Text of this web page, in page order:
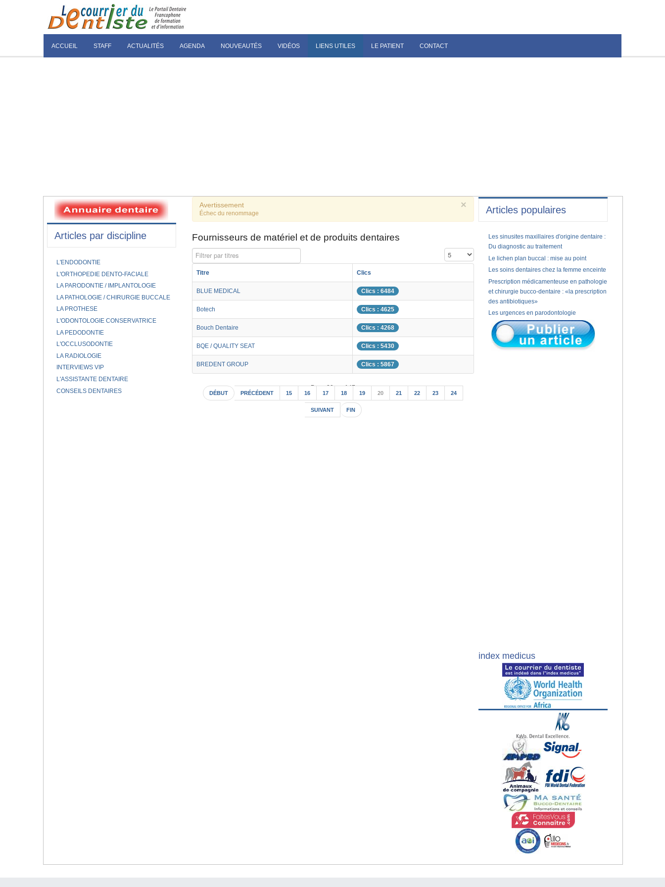
ACCUEIL STAFF ACTUALITÉS AGENDA NOUVEAUTÉS VIDÉOS LIENS UTILES LE PATIENT CONTACT
×
Avertissement
Échec du renommage
Fournisseurs de matériel et de produits dentaires
Filtrer par titres Affichage #
Titre Clics
BLUE MEDICAL Clics : 6484
Botech Clics : 4625
Bouch Dentaire Clics : 4268
BQE / QUALITY SEAT Clics : 5430
BREDENT GROUP Clics : 5867
Page 20 sur 147
DÉBUT PRÉCÉDENT 15 16 17 18 19 20 21 22 23 24
SUIVANT FIN
Articles par discipline
L'ENDODONTIE
L'ORTHOPEDIE DENTO-FACIALE
LA PARODONTIE / IMPLANTOLOGIE
LA PATHOLOGIE / CHIRURGIE BUCCALE
LA PROTHESE
L'ODONTOLOGIE CONSERVATRICE
LA PEDODONTIE
L'OCCLUSODONTIE
LA RADIOLOGIE
INTERVIEWS VIP
L'ASSISTANTE DENTAIRE
CONSEILS DENTAIRES
Articles populaires
Les sinusites maxillaires d'origine dentaire :
Du diagnostic au traitement
Le lichen plan buccal : mise au point
Les soins dentaires chez la femme enceinte
Prescription médicamenteuse en pathologie
et chirurgie bucco-dentaire : «la prescription
des antibiotiques»
Les urgences en parodontologie
index medicus